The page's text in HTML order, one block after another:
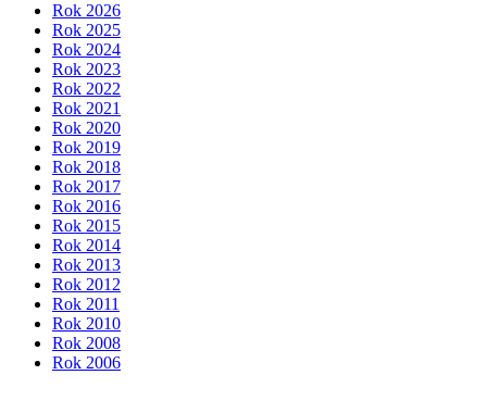
Rok 2026
Rok 2025
Rok 2024
Rok 2023
Rok 2022
Rok 2021
Rok 2020
Rok 2019
Rok 2018
Rok 2017
Rok 2016
Rok 2015
Rok 2014
Rok 2013
Rok 2012
Rok 2011
Rok 2010
Rok 2008
Rok 2006